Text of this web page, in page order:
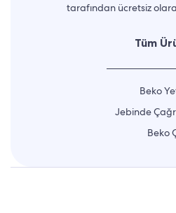
tarafından ücretsiz
Tüm
Beko
Jebinde
Beko